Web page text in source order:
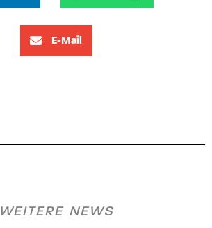
E-Mail
WEITERE NEWS